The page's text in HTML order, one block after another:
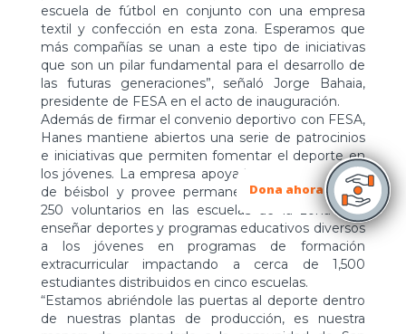
Dona ahora
escuela de fútbol en conjunto con una empresa
textil y confección en esta zona. Esperamos que
más compañías se unan a este tipo de iniciativas
que son un pilar fundamental para el desarrollo de
las futuras generaciones”, señaló Jorge Bahaia,
presidente de FESA en el acto de inauguración.
Además de firmar el convenio deportivo con FESA,
Hanes mantiene abiertos una serie de patrocinios
e iniciativas que permiten fomentar el deporte en
los jóvenes. La empresa apoya la selección menor
de béisbol y provee permanentemente más de
250 voluntarios en las escuelas de la zona para
enseñar deportes y programas educativos diversos
a los jóvenes en programas de formación
extracurricular impactando a cerca de 1,500
estudiantes distribuidos en cinco escuelas.
“Estamos abriéndole las puertas al deporte dentro
de nuestras plantas de producción, es nuestra